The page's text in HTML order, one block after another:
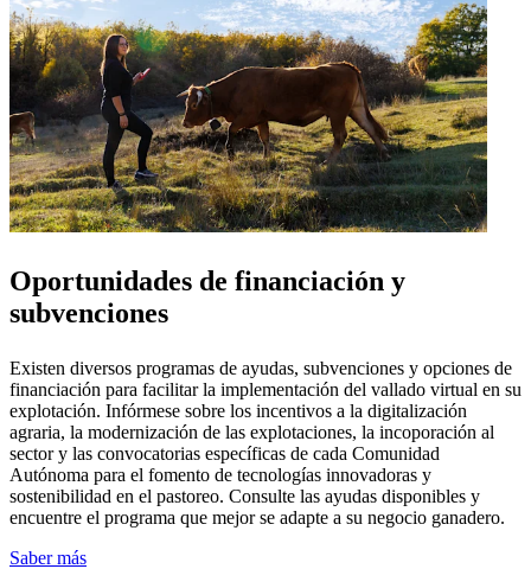
Oportunidades de financiación y
subvenciones
Existen diversos programas de ayudas, subvenciones y opciones de
financiación para facilitar la implementación del vallado virtual en su
explotación. Infórmese sobre los incentivos a la digitalización
agraria, la modernización de las explotaciones, la incoporación al
sector y las convocatorias específicas de cada Comunidad
Autónoma para el fomento de tecnologías innovadoras y
sostenibilidad en el pastoreo. Consulte las ayudas disponibles y
encuentre el programa que mejor se adapte a su negocio ganadero.
Saber más